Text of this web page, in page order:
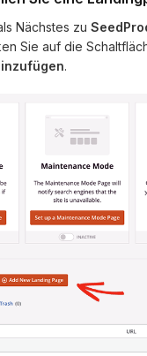
Nächstes zu
Sie auf die
.